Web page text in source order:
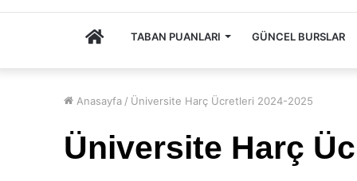
ANASAYFATABAN PUANLARI GÜNCEL BURSLAR
Anasayfa / Üniversite Harç Ücretleri 2024-2025
Üniversite Harç